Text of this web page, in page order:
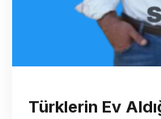
Türklerin Ev